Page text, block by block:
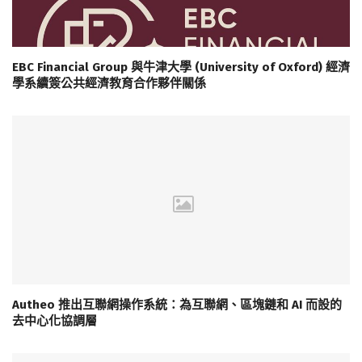
EBC Financial Group 與牛津大學 (University of Oxford) 經濟
學系續簽公共經濟教育合作夥伴關係
Autheo 推出互聯網操作系統：為互聯網、區塊鏈和 AI 而設的
去中心化協調層